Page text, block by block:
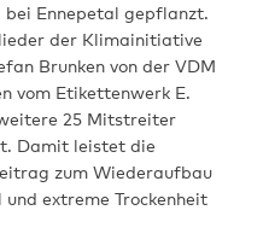
Ennepetal gepflanzt.
der Klimainitiative
Brunken von der VDM
vom Etikettenwerk E.
25 Mitstreiter
Damit leistet die
zum Wiederaufbau
extreme Trockenheit